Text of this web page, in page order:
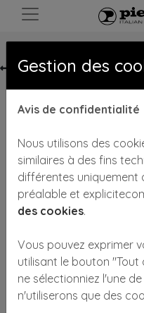
Finission Satinée
Gestion des
Avis de confidentialité
Nous utilisons des
similaires à des fins
différentes uniquement
préalable et
des cookies.
Vous pouvez exprimer
utilisant le bouton "Tout
ne sélectionniez l'une
n'utiliserons que des